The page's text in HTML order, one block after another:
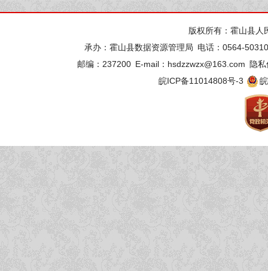
版权所有：霍山县人
承办：霍山县数据资源管理局 电话：0564-
邮编：237200 E-mail：hsdzzwzx@163.com
隐
皖ICP备11014808号-3